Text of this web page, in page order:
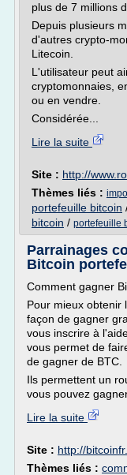
plus de 7 millions
Depuis plusieurs
d'autres crypto-
Litecoin.
L'utilisateur peut
cryptomonnaies,
ou en vendre.
Considérée...
Lire la suite
Site : http://
Thèmes liés :
portefeuille bitcoin
bitcoin / portefeuille
Parrainages
Bitcoin
Comment gagner
Pour mieux obtenir
façon de gagner
vous inscrire à
vous permet de
de gagner de BTC.
Ils permettent un
vous pouvez
Lire la suite
Site : http://
Thèmes liés :